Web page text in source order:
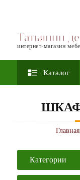
Татьянин
интернет-магазин
Каталог
Главная
Категории